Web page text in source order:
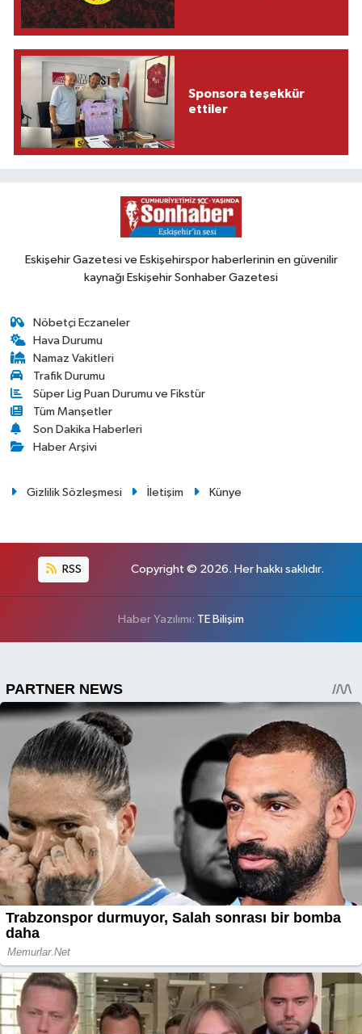
Sponsora teşekkür
ettiler
Eskişehir Gazetesi ve Eskişehirspor haberlerinin en güvenilir
kaynağı Eskişehir Sonhaber Gazetesi
Nöbetçi Eczaneler
Hava Durumu
Namaz Vakitleri
Trafik Durumu
Süper Lig Puan Durumu ve Fikstür
Tüm Manşetler
Son Dakika Haberleri
Haber Arşivi
Gizlilik Sözleşmesi İletişim Künye
RSS Copyright © 2026. Her hakkı saklıdır.
Haber Yazılımı: TE Bilişim